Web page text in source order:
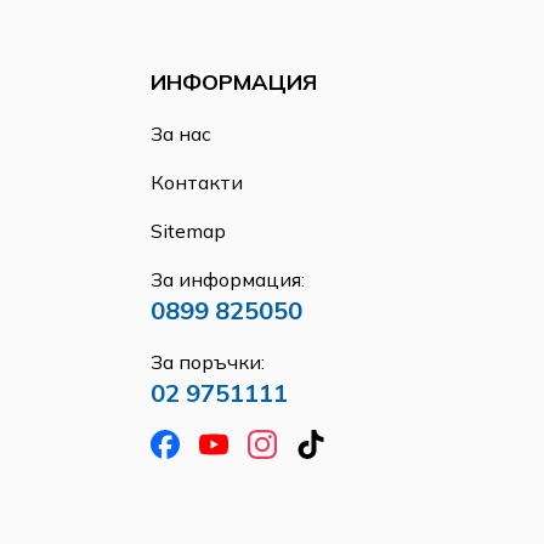
ИНФОРМАЦИЯ
За нас
Контакти
Sitemap
За информация:
0899 825050
За поръчки:
02 9751111